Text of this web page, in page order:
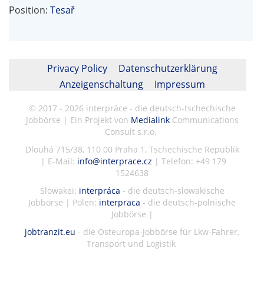
Position: Tesař
Privacy Policy
Datenschutzerklärung
Anzeigenschaltung
Impressum
© 2017 - 2026 interpráce - die deutsch-tschechische
Jobbörse | Ein Projekt von MedialinkCommunications
Consult s.r.o.
Dlouhá 715/38, 110 00 Praha 1, Tschechische Republik
| E-Mail: info@interprace.cz | Telefon: +49 179
1524638
Slowakei: interpráca - die deutsch-slowakische
Jobbörse | Polen: interpraca - die deutsch-polnische
Jobbörse |
jobtranzit.eu - die Osteuropa-Jobbörse für Lkw-Fahrer,
Transport und Logistik